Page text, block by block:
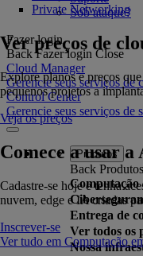
Sob ataque?
Fazer login
Back Fazer login Close
Cloud Manager
Gerencie seus serviços de
Control Center
Gerencie seus serviços de
Produtos
Back Produtos
Computação
Entrega de
Ver todos os
Nossa
Private Networking
Ver preços de
Explore planos e preços
pequenos projetos a
Veja os preços
Comece a usar
Cadastre-se hoje e tenha
nuvem, edge e IA criadas
Inscrever-se
Ver tudo em Computação